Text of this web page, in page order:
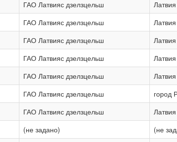
ГАО Латвияс дзелзцельш
Латвия
ГАО Латвияс дзелзцельш
Латвия
ГАО Латвияс дзелзцельш
Латвия
ГАО Латвияс дзелзцельш
Латвия
ГАО Латвияс дзелзцельш
Латвия
ГАО Латвияс дзелзцельш
город
ГАО Латвияс дзелзцельш
Латвия
(не задано)
(не